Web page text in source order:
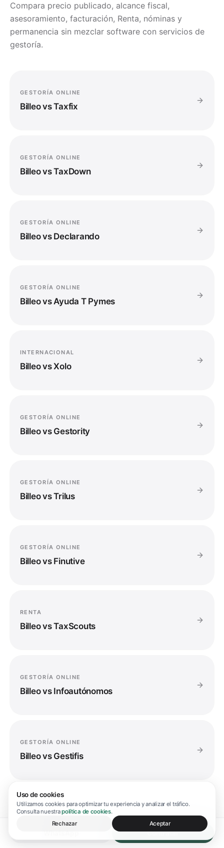
Uso de cookies
Utilizamos cookies para optimizar tu experiencia y analizar el tráfico.
Consulta nuestrapolítica de cookies.
Rechazar
Aceptar
Contratar
Compara precio publicado, alcance fiscal,
asesoramiento, facturación, Renta, nóminas y
permanencia sin mezclar software con servicios de
gestoría.
GESTORÍA ONLINE
Billeo vsTaxfix
GESTORÍA ONLINE
Billeo vsTaxDown
GESTORÍA ONLINE
Billeo vs Declarando
GESTORÍA ONLINE
Billeo vs Ayuda T Pymes
INTERNACIONAL
Billeo vsXolo
GESTORÍA ONLINE
Billeo vs Gestority
GESTORÍA ONLINE
Billeo vsTrilus
GESTORÍA ONLINE
Billeo vs Finutive
RENTA
Billeo vsTaxScouts
GESTORÍA ONLINE
Billeo vs Infoautónomos
GESTORÍA ONLINE
Billeo vs Gestifis
SOFTWARE
Billeo vsHolded